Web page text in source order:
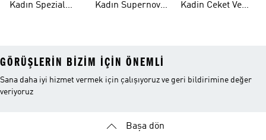
Kadın Spezial
Kadın Supernova
Kadin Ceket Ve
GÖRÜŞLERIN BIZIM IÇIN ÖNEMLI
Sana daha iyi hizmet vermek için çalışıyoruz ve geri bildirimine değer
veriyoruz
Başa dön